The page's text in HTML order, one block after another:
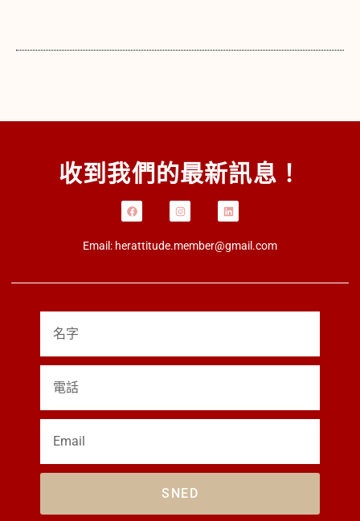
收到我們的最新訊息！
Email: herattitude.member@gmail.com
SNED